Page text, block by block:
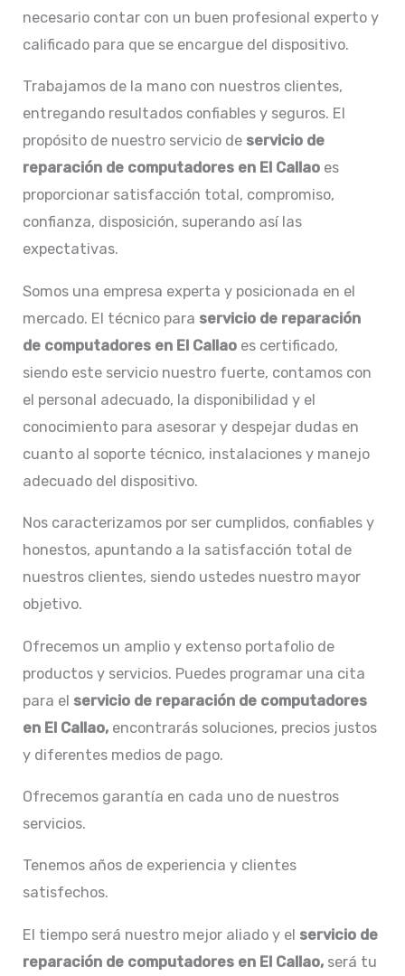
necesario contar con un buen profesional experto y
calificado para que se encargue del dispositivo.
Trabajamos de la mano con nuestros clientes,
entregando resultados confiables y seguros. El
propósito de nuestro servicio de servicio de
reparación de computadores en El Callao es
proporcionar satisfacción total, compromiso,
confianza, disposición, superando así las
expectativas.
Somos una empresa experta y posicionada en el
mercado. El técnico para servicio de reparación
de computadores en El Callao es certificado,
siendo este servicio nuestro fuerte, contamos con
el personal adecuado, la disponibilidad y el
conocimiento para asesorar y despejar dudas en
cuanto al soporte técnico, instalaciones y manejo
adecuado del dispositivo.
Nos caracterizamos por ser cumplidos, confiables y
honestos, apuntando a la satisfacción total de
nuestros clientes, siendo ustedes nuestro mayor
objetivo.
Ofrecemos un amplio y extenso portafolio de
productos y servicios. Puedes programar una cita
para el servicio de reparación de computadores
en El Callao, encontrarás soluciones, precios justos
y diferentes medios de pago.
Ofrecemos garantía en cada uno de nuestros
servicios.
Tenemos años de experiencia y clientes
satisfechos.
El tiempo será nuestro mejor aliado y el servicio de
reparación de computadores en El Callao, será tu